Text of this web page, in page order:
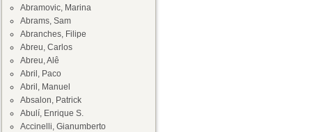
Abramovic, Marina
Abrams, Sam
Abranches, Filipe
Abreu, Carlos
Abreu, Alê
Abril, Paco
Abril, Manuel
Absalon, Patrick
Abulí, Enrique S.
Accinelli, Gianumberto